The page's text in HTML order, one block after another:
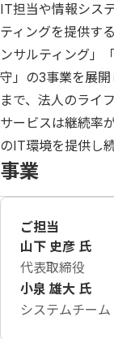
IT担当や情報シス
ティングを提供す
ンサルティング」
守」の3事業を展
まで、法人のライ
サービスは継続率
のIT環境を提供し
事業
ご担当
山下 史彦 氏
代表取締役
小泉 雄大 氏
システムチー